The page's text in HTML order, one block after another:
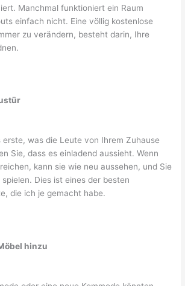
Manchmal funktioniert ein Raum
einfach nicht. Eine völlig kostenlose
zu verändern, besteht darin, Ihre
erste, was die Leute von Ihrem Zuhause
Sie, dass es einladend aussieht. Wenn
kann sie wie neu aussehen, und Sie
Dies ist eines der besten
die ich je gemacht habe.
hinzu